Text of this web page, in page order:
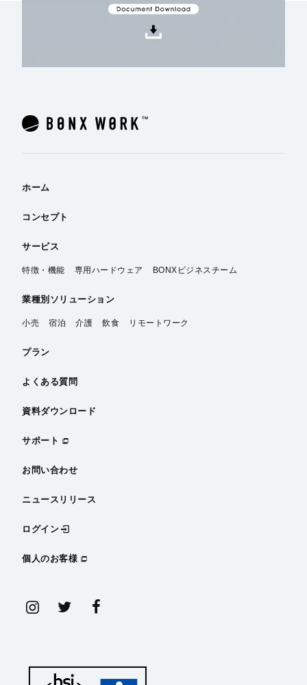
ホーム
コンセプト
サービス
特徴・機能 専用ハードウェア BONXビジネスチーム
業種別 ソリューション
小売 宿泊 介護 飲食 リモートワーク
プラン
よくある質問
資料ダウンロード
サポート
お問い合わせ
ニュースリリース
ログイン
個人のお客様